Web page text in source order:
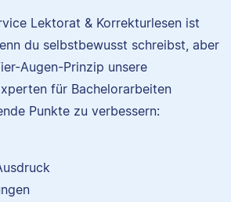
Lektorat & Korrekturlesen ist
du selbstbewusst schreibst, aber
Augen-Prinzip unsere
für Bachelorarbeiten
Punkte zu verbessern:
als